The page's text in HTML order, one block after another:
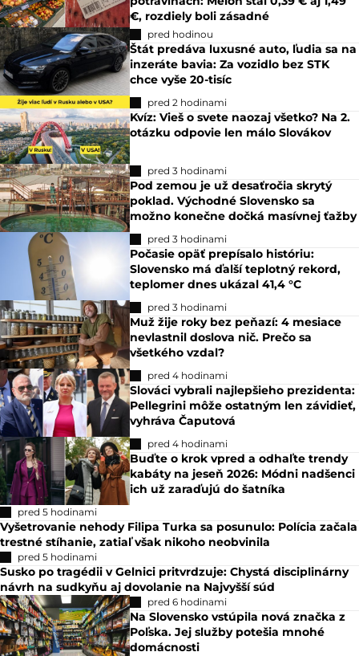
€, rozdiely boli zásadné
pred hodinou
Štát predáva luxusné auto, ľudia sa na
inzeráte bavia: Za vozidlo bez STK
chce vyše 20-tisíc
pred 2 hodinami
Kvíz: Vieš o svete naozaj všetko? Na 2.
otázku odpovie len málo Slovákov
pred 3 hodinami
Pod zemou je už desaťročia skrytý
poklad. Východné Slovensko sa
možno konečne dočká masívnej ťažby
pred 3 hodinami
Počasie opäť prepísalo históriu:
Slovensko má ďalší teplotný rekord,
teplomer dnes ukázal 41,4 °C
pred 3 hodinami
Muž žije roky bez peňazí: 4 mesiace
nevlastnil doslova nič. Prečo sa
všetkého vzdal?
pred 4 hodinami
Slováci vybrali najlepšieho prezidenta:
Pellegrini môže ostatným len závidieť,
vyhráva Čaputová
pred 4 hodinami
Buďte o krok vpred a odhaľte trendy
kabáty na jeseň 2026: Módni nadšenci
ich už zaraďujú do šatníka
pred 5 hodinami
Vyšetrovanie nehody Filipa Turka sa posunulo: Polícia začala
trestné stíhanie, zatiaľ však nikoho neobvinila
pred 5 hodinami
Susko po tragédii v Gelnici pritvrdzuje: Chystá disciplinárny
návrh na sudkyňu aj dovolanie na Najvyšší súd
pred 6 hodinami
Na Slovensko vstúpila nová značka z
Poľska. Jej služby potešia mnohé
domácnosti